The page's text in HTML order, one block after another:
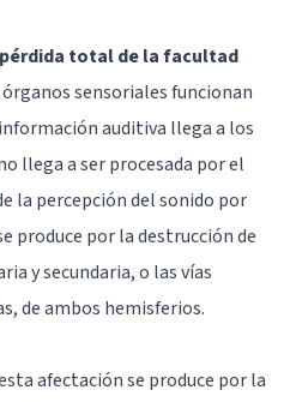
total de la facultad
órganos sensoriales funcionan
auditiva llega a los
llega a ser procesada por el
la percepción del sonido por
produce por la destrucción de
y secundaria, o las vías
de ambos hemisferios.
afectación se produce por la